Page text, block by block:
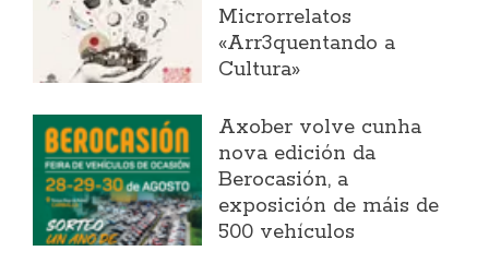
Microrrelatos
«Arr3quentando a
Cultura»
Axober volve cunha
nova edición da
Berocasión, a
exposición de máis de
500 vehículos